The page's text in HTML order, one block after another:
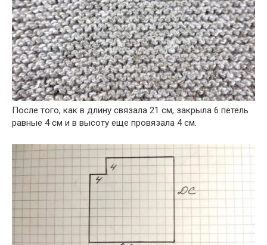
После того, как в длину связала 21 см, закрыла 6 петель
равные 4 см и в высоту еще провязала 4 см.